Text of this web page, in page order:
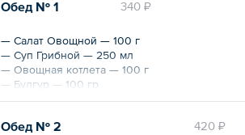
340 ₽
Обед № 1
— Салат Овощной — 100 г
— Суп Грибной — 250 мл
— Овощная котлета — 100 г
— Булгур — 100 гр
— Слойка с клубникой — 40 г
Общий вес – 590 г 420 ₽
Обед № 2